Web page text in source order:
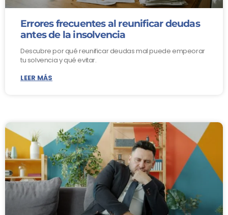
Errores frecuentes al reunificar deudas
antes de la insolvencia
Descubre por qué reunificar deudas mal puede empeorar
tu solvencia y qué evitar.
LEER MÁS